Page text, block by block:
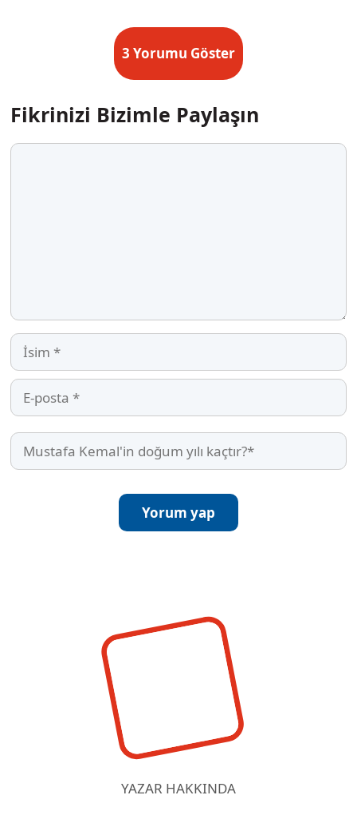
3 Yorumu Göster
Fikrinizi Bizimle Paylaşın
Yorum
İsim
E-
posta
Mustafa
Kemal'in
YAZAR HAKKINDA